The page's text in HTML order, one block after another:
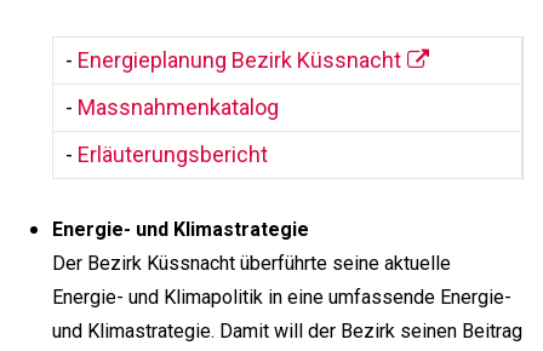
- Energieplanung Bezirk Küssnacht
- Massnahmenkatalog
- Erläuterungsbericht
Energie- und Klimastrategie
Der Bezirk Küssnacht überführte seine aktuelle
Energie- und Klimapolitik in eine umfassende Energie-
und Klimastrategie. Damit will der Bezirk seinen Beitrag